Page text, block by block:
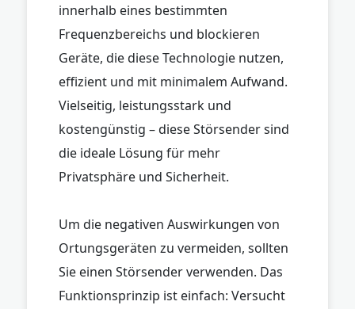
innerhalb eines bestimmten
Frequenzbereichs und blockieren
Geräte, die diese Technologie nutzen,
effizient und mit minimalem Aufwand.
Vielseitig, leistungsstark und
kostengünstig – diese Störsender sind
die ideale Lösung für mehr
Privatsphäre und Sicherheit.
Um die negativen Auswirkungen von
Ortungsgeräten zu vermeiden, sollten
Sie einen Störsender verwenden. Das
Funktionsprinzip ist einfach: Versucht